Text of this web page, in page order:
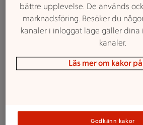
Har du inte provat denna trendiga
tid! Enkel och gräddig
tomat och chili och en hemlig
bättre upplevelse. De används
marknadsföring. Besöker du
kanaler i inloggat läge gäller
kanaler.
Läs mer om kakor
Godkänn kakor